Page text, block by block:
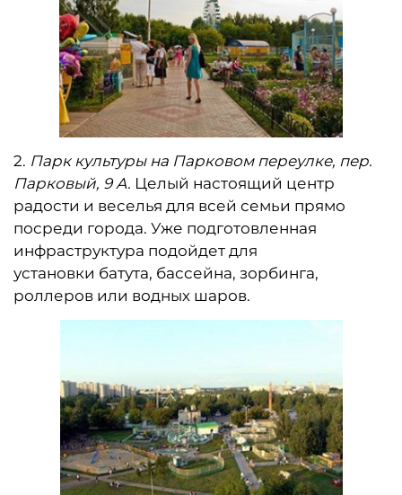
2.​ Парк культуры на Парковом переулке, пер.
Парковый, 9 А. Целый настоящий центр
радости и веселья для всей семьи прямо
посреди города. Уже подготовленная
инфраструктура подойдет для
установки батута, бассейна, зорбинга,
роллеров или водных шаров.